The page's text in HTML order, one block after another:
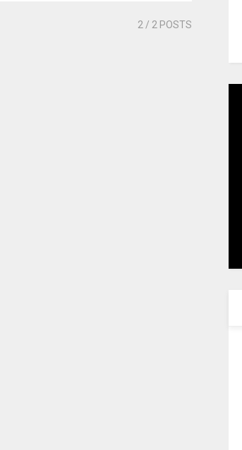
2 / 2 POSTS